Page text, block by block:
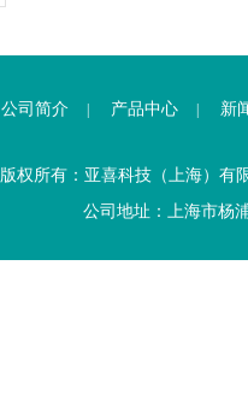
公司简介 产品中心 新
版权所有：亚喜科技（上海）
公司地址：上海市杨